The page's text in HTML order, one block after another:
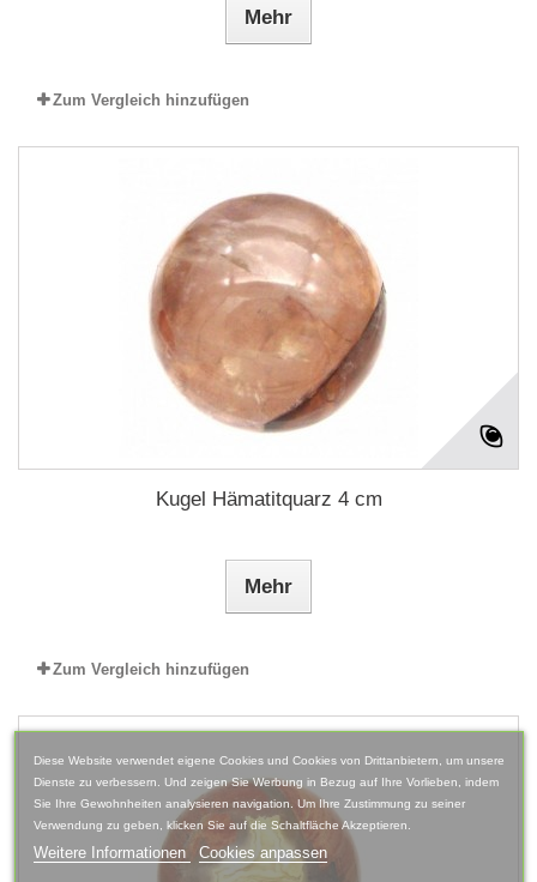
Mehr
Zum Vergleich hinzufügen
Kugel Hämatitquarz 4 cm
Mehr
Zum Vergleich hinzufügen
Diese Website verwendet eigene Cookies und Cookies von Drittanbietern, um unsere
Dienste zu verbessern. Und zeigen Sie Werbung in Bezug auf Ihre Vorlieben, indem
Sie Ihre Gewohnheiten analysieren navigation. Um Ihre Zustimmung zu seiner
Verwendung zu geben, klicken Sie auf die Schaltfläche Akzeptieren.
Weitere Informationen Cookies anpassen